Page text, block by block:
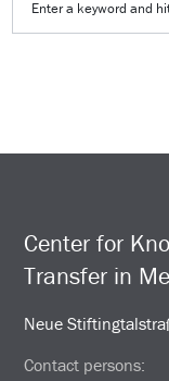
Center for
Transfer in
Neue
Contact persons: